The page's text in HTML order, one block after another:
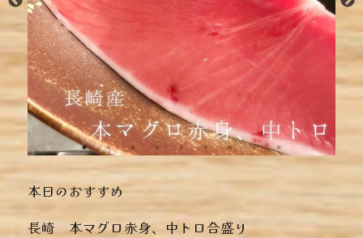
本日のおすすめ
︎長崎 本マグロ赤身、中トロ合盛り